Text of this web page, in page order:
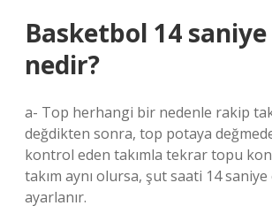
Basketbol 14 saniye
nedir?
a- Top herhangi bir nedenle rakip
değdikten sonra, top potaya
kontrol eden takımla tekrar topu
takım aynı olursa, şut saati 14
ayarlanır.